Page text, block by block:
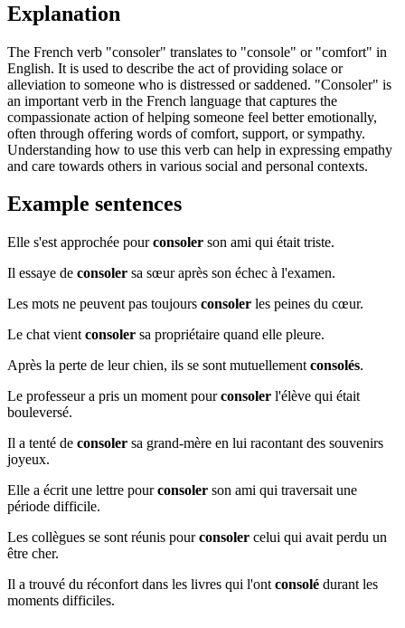
Explanation
The French verb "consoler" translates to "console" or "comfort" in
English. It is used to describe the act of providing solace or
alleviation to someone who is distressed or saddened. "Consoler" is
an important verb in the French language that captures the
compassionate action of helping someone feel better emotionally,
often through offering words of comfort, support, or sympathy.
Understanding how to use this verb can help in expressing empathy
and care towards others in various social and personal contexts.
Example sentences
Elle s'est approchée pourconsoler son ami qui était triste.
Il essaye de consoler sa sœur après son échec à l'examen.
Les mots ne peuvent pas toujours consoler les peines du cœur.
Le chat vient consoler sa propriétaire quand elle pleure.
Après la perte de leur chien, ils se sont mutuellement consolés.
Le professeur a pris un moment pourconsoler l'élève qui était
bouleversé.
Il a tenté de consoler sa grand-mère en lui racontant des souvenirs
joyeux.
Elle a écrit une lettre pourconsoler son ami qui traversait une
période difficile.
Les collègues se sont réunis pourconsoler celui qui avait perdu un
être cher.
Il a trouvé du réconfort dans les livres qui l'ont consolé durant les
moments difficiles.